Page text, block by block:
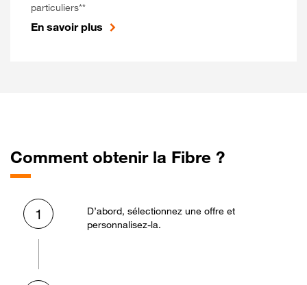
particuliers**
En savoir plus
Comment obtenir la Fibre ?
1
D’abord, sélectionnez une offre et
personnalisez-la.